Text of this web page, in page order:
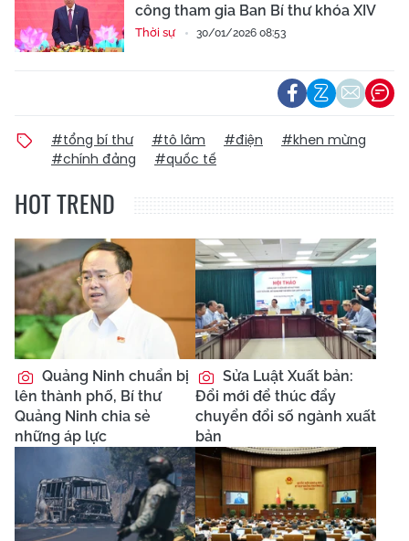
công tham gia Ban Bí thư khóa XIV
Thời sự 30/01/2026 08:53
#tổng bí thư #tô lâm #điện
#khen mừng
#chính đảng
#quốc tế
HOT TREND
Quảng Ninh chuẩn bị
lên thành phố, Bí thư
Quảng Ninh chia sẻ
những áp lực
Sửa Luật Xuất bản:
Đổi mới để thúc đẩy
chuyển đổi số ngành xuất
bản